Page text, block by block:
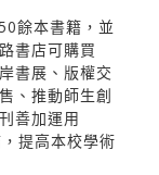
餘本書籍，並
書店可購買
書展、版權交
、推動師生創
善加運用
提高本校學術